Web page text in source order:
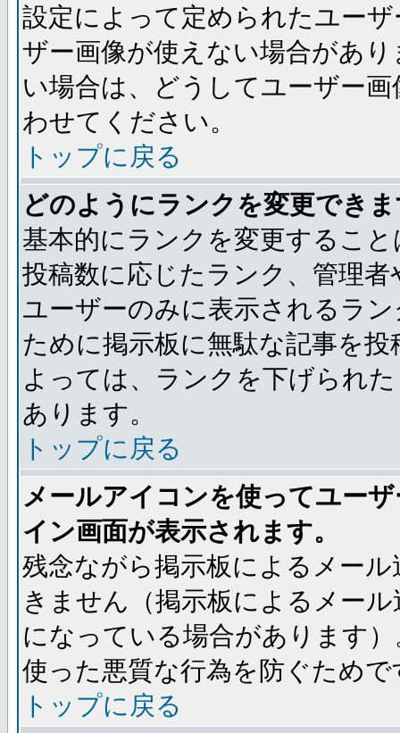
設定によって定められたユー
ザー画像が使えない場合があ
い場合は、どうしてユーザー
わせてください。
トップに戻る
どのようにランクを変更でき
基本的にランクを変更するこ
投稿数に応じたランク、管理
ユーザーのみに表示されるラ
ために掲示板に無駄な記事を
よっては、ランクを下げられ
あります。
トップに戻る
メールアイコンを使ってユー
イン画面が表示されます。
残念ながら掲示板によるメー
きません（掲示板によるメー
になっている場合があります
使った悪質な行為を防ぐためで
トップに戻る